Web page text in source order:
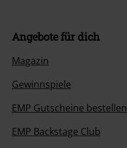
Angebote für dich
Magazin
Gewinnspiele
EMP Gutscheine bestellen
EMP Backstage Club